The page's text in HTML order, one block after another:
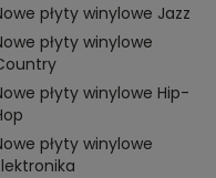
płyty winylowe Jazz
płyty winylowe
płyty winylowe Hip-
płyty winylowe